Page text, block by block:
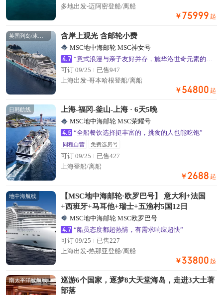
多地出发-迈阿密登船/离船
￥ 75999 起
含岸上观光 含邮轮小费
MSC地中海邮轮 MSC神女号
4.7
可订 09/25
已售947
上海出发-哥本哈根登船/离船
￥ 54800 起
日韩航线 上海-福冈-釜山-上海 · 6天5晚
MSC地中海邮轮 MSC荣耀号
4.5 “全船餐饮选择挺丰富的，挑食的人也能吃饱”
同程自营 免费选房号
可订 09/25
已售427
上海登船/离船
￥ 2688 起
地中海航线
【MSC地中海邮轮·欧罗巴号】 意大利+法国
+西班牙+马耳他+瑞士+五渔村5国12日
MSC地中海邮轮 MSC欧罗巴号
4.7 “船员态度都超热情，有需求响应超快”
可订 09/25
已售227
上海出发-热那亚登船/离船
￥ 33800 起
南太平洋线航线
巡游6个国家，逐梦8大天堂海岛，走进3大土著
部落